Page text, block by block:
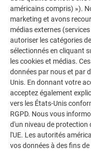
impressionnants
durables de PREFA
façades.
VOIR DAVANTAGE
américains compris) »).
marketing et avons
médias externes
autoriser les catégories
sélectionnés en cliquant
les cookies et médias.
données par nous et par
Unis. En donnant votre
acceptez également
vers les États-Unis
RGPD. Nous vous
d'un niveau de protection
l'UE. Les autorités
vos données à des fins